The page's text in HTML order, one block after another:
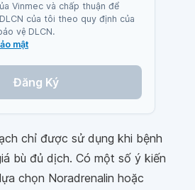
Vinmec và chấp thuận để
của tôi theo quy định của
vệ DLCN.
mật
Đăng Ký
chỉ được sử dụng khi bệnh
bù đủ dịch. Có một số ý kiến
chọn Noradrenalin hoặc